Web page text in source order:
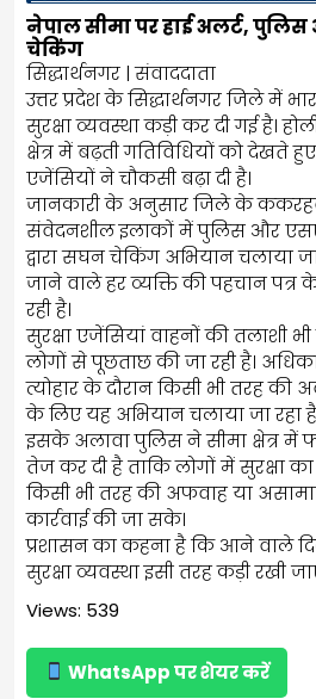
नेपाल सीमा पर हाई अलर्ट,
चेकिंग
सिद्धार्थनगर | संवाददाता
उत्तर प्रदेश के सिद्धार्थनगर जिले में
सुरक्षा व्यवस्था कड़ी कर दी गई है।
क्षेत्र में बढ़ती गतिविधियों को देखते
एजेंसियों ने चौकसी बढ़ा दी है।
जानकारी के अनुसार जिले के
संवेदनशील इलाकों में पुलिस और
द्वारा सघन चेकिंग अभियान चलाया
जाने वाले हर व्यक्ति की पहचान
रही है।
सुरक्षा एजेंसियां वाहनों की तलाशी
लोगों से पूछताछ की जा रही है।
त्योहार के दौरान किसी भी तरह की
के लिए यह अभियान चलाया जा रहा
इसके अलावा पुलिस ने सीमा क्षेत्र में
तेज कर दी है ताकि लोगों में सुरक्षा
किसी भी तरह की अफवाह या
कार्रवाई की जा सके।
प्रशासन का कहना है कि आने वाले
सुरक्षा व्यवस्था इसी तरह कड़ी रखी
Views: 539
WhatsApp पर शेयर करें